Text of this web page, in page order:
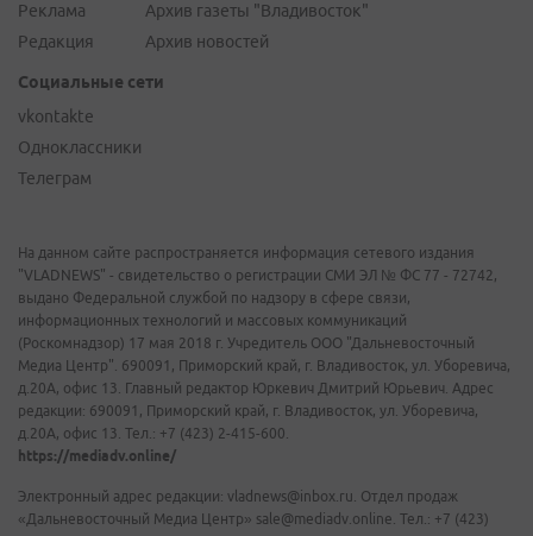
Реклама
Редакция
Архив газеты "Владивосток"
Архив новостей
Социальные сети
vkontakte
Одноклассники
Телеграм
На данном сайте распространяется информация сетевого издания
"VLADNEWS" - свидетельство о регистрации СМИ ЭЛ № ФС 77 - 72742,
выдано Федеральной службой по надзору в сфере связи,
информационных технологий и массовых коммуникаций
(Роскомнадзор) 17 мая 2018 г. Учредитель ООО "Дальневосточный
Медиа Центр". 690091, Приморский край, г. Владивосток, ул. Уборевича,
д.20А, офис 13. Главный редактор Юркевич Дмитрий Юрьевич. Адрес
редакции: 690091, Приморский край, г. Владивосток, ул. Уборевича,
д.20А, офис 13. Тел.: +7 (423) 2-415-600.
https://mediadv.online/
Электронный адрес редакции: vladnews@inbox.ru. Отдел продаж
«Дальневосточный Медиа Центр» sale@mediadv.online. Тел.: +7 (423)